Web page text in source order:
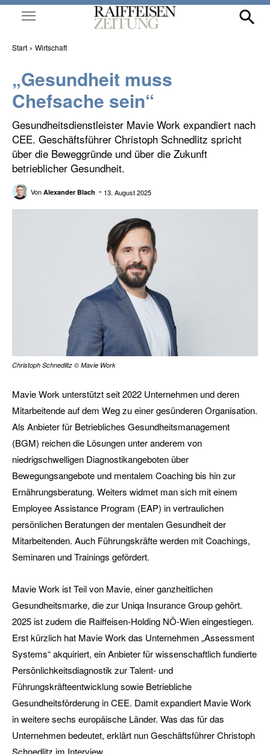
Start Wirtschaft
„Gesundheit muss
Chefsache sein“
Gesundheitsdienstleister Mavie Work expandiert nach
CEE. Geschäftsführer Christoph Schnedlitz spricht
über die Beweggründe und über die Zukunft
betrieblicher Gesundheit.
Von Alexander Blach 13. August 2025
Christoph Schnedlitz © Mavie Work
Mavie Work unterstützt seit 2022 Unternehmen und deren
Mitarbeitende auf dem Weg zu einer gesünderen Organisation.
Als Anbieter für Betriebliches Gesundheitsmanagement
(BGM) reichen die Lösungen unter anderem von
niedrigschwelligen Diagnostikangeboten über
Bewegungsangebote und mentalem Coaching bis hin zur
Ernährungsberatung. Weiters widmet man sich mit einem
Employee Assistance Program (EAP) in vertraulichen
persönlichen Beratungen der mentalen Gesundheit der
Mitarbeitenden. Auch Führungskräfte werden mit Coachings,
Seminaren und Trainings gefördert.
Mavie Work ist Teil von Mavie, einer ganzheitlichen
Gesundheitsmarke, die zur Uniqa Insurance Group gehört.
2025 ist zudem die Raiffeisen-Holding NÖ-Wien eingestiegen.
Erst kürzlich hat Mavie Work das Unternehmen „Assessment
Systems“ akquiriert, ein Anbieter für wissenschaftlich fundierte
Persönlichkeitsdiagnostik zur Talent- und
Führungskräfteentwicklung sowie Betriebliche
Gesundheitsförderung in CEE. Damit expandiert Mavie Work
in weitere sechs europäische Länder. Was das für das
Unternehmen bedeutet, erklärt nun Geschäftsführer Christoph
Schnedlitz im Interview.